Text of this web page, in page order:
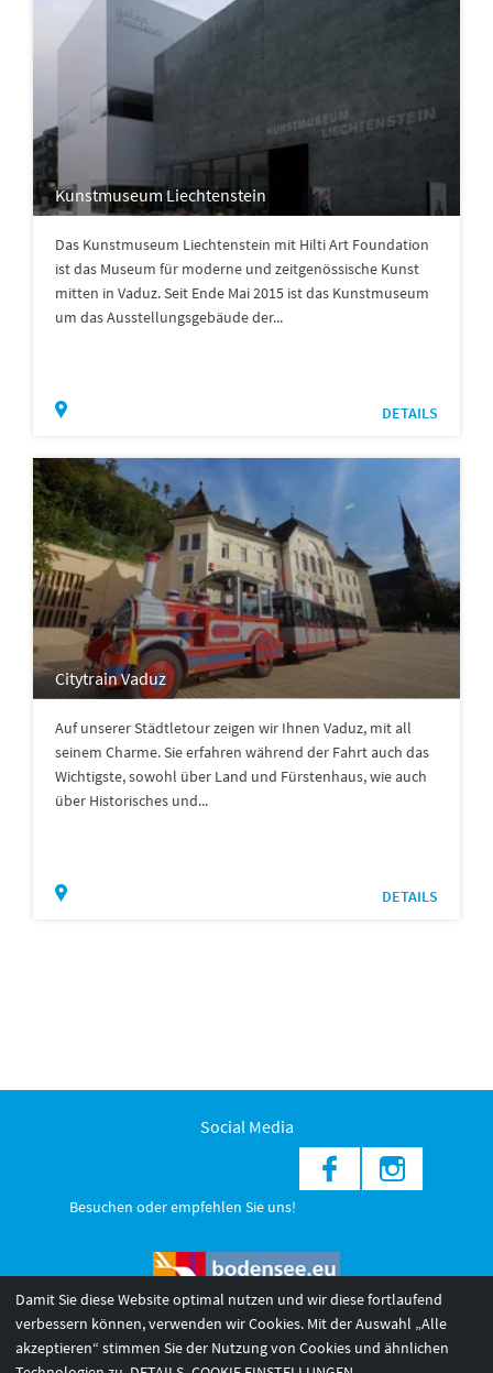
Kunstmuseum Liechtenstein
Das Kunstmuseum Liechtenstein mit Hilti Art Foundation
ist das Museum für moderne und zeitgenössische Kunst
mitten in Vaduz. Seit Ende Mai 2015 ist das Kunstmuseum
um das Ausstellungsgebäude der...
DETAILS
Citytrain Vaduz
Auf unserer Städtletour zeigen wir Ihnen Vaduz, mit all
seinem Charme. Sie erfahren während der Fahrt auch das
Wichtigste, sowohl über Land und Fürstenhaus, wie auch
über Historisches und...
DETAILS
Social Media
Besuchen oder empfehlen Sie uns!
© 2026 Internationale Bodensee Tourismus GmbH
Damit Sie diese Website optimal nutzen und wir diese fortlaufend
verbessern können, verwenden wir Cookies. Mit der Auswahl „Alle
akzeptieren“ stimmen Sie der Nutzung von Cookies und ähnlichen